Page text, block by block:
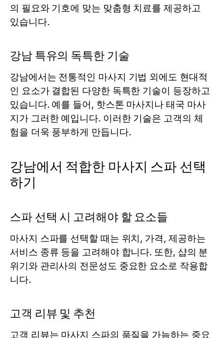
의 필요와 기호에 맞는 맞춤형 치료를 제공하고
있습니다.
강남 특유의 독특한 기술
강남에서는 전통적인 마사지 기법 외에도 현대적
인 요소가 결합된 다양한 독특한 기술이 등장하고
있습니다. 예를 들어, 핫스톤 마사지나 태국 마사
지가 그러한 예입니다. 이러한 기술은 고객의 체
험을 더욱 풍부하게 만듭니다.
강남에서 적합한 마사지 스파 선택
하기
스파 선택 시 고려해야 할 요소들
마사지 스파를 선택할 때는 위치, 가격, 제공하는
서비스 종류 등을 고려해야 합니다. 또한, 샵의 분
위기와 관리사의 전문성도 중요한 요소로 작용합
니다.
고객 리뷰 및 추천
고객 리뷰는 마사지 스파의 품질을 가늠하는 중요